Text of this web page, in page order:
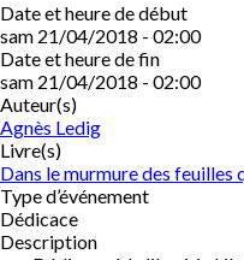
Date et heure de début
sam 21/04/2018 - 02:00
Date et heure de fin
sam 21/04/2018 - 02:00
Auteur(s)
Agnès Ledig
Livre(s)
Dans le murmure des feuilles
Type d’événement
Dédicace
Description